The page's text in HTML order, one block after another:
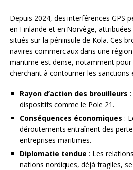
Depuis 2024, des interférences GPS
en Finlande et en Norvège,
situés sur la péninsule de Kola. Ces
navires commerciaux dans une
maritime est dense, notamment pour
cherchant à contourner les sanctions
Rayon d’action des brouilleurs :
dispositifs comme le Pole 21.
Conséquences économiques :
déroutements entraînent des
entreprises maritimes.
Diplomatie tendue : Les
nations nordiques, déjà fragiles,